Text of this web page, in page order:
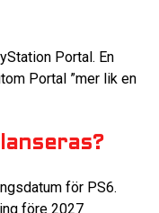
Portal. En
Portal ”mer lik en
för PS6.
före 2027